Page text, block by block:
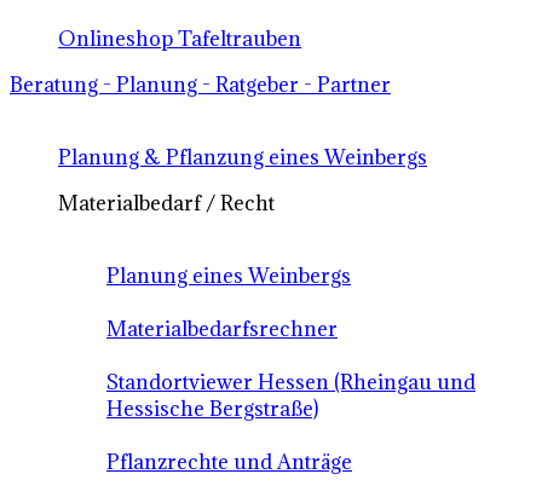
Onlineshop Tafeltrauben
Beratung - Planung - Ratgeber - Partner
Planung & Pflanzung eines Weinbergs
Materialbedarf / Recht
Planung eines Weinbergs
Materialbedarfsrechner
Standortviewer Hessen (Rheingau und
Hessische Bergstraße)
Pflanzrechte und Anträge